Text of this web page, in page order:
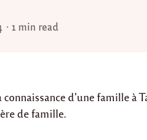
1 min read
d’une famille à
de famille.